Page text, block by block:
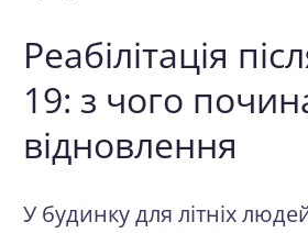
Реабілітація
19: з чого
відновлення
У будинку для літніх